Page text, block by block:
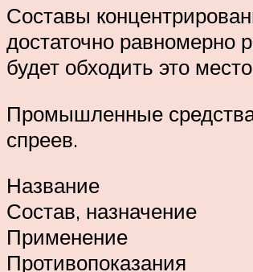
Составы
достаточно равномерно
будет обходить это
Промышленные средства
спреев.
Название
Состав, назначение
Применение
Противопоказания